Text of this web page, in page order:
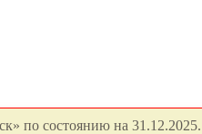
по состоянию на 31.12.2025.